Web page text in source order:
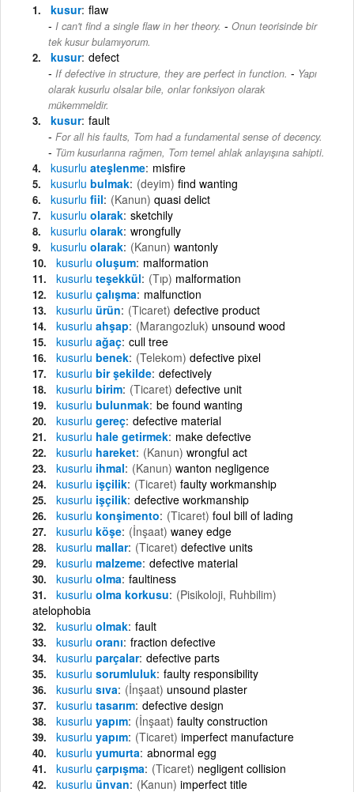
kusur flaw
I can't find a single flaw in her theory. - Onun teorisinde bir
tek kusur bulamıyorum.
kusur defect
If defective in structure, they are perfect in function. - Yapı
olarak kusurlu olsalar bile, onlar fonksiyon olarak
mükemmeldir.
kusur fault
For all his faults, Tom had a fundamental sense of decency.
- Tüm kusurlarına rağmen, Tom temel ahlak anlayışına sahipti.
kusurlu ateşlenme misfire
kusurlu bulmak (deyim) find wanting
kusurlu fiil (Kanun) quasi delict
kusurlu olarak sketchily
kusurlu olarak wrongfully
kusurlu olarak (Kanun) wantonly
kusurlu oluşum malformation
kusurlu teşekkül (Tıp) malformation
kusurlu çalışma malfunction
kusurlu ürün (Ticaret) defective product
kusurlu ahşap (Marangozluk) unsound wood
kusurlu ağaç cull tree
kusurlu benek (Telekom) defective pixel
kusurlu bir şekilde defectively
kusurlu birim (Ticaret) defective unit
kusurlu bulunmak be found wanting
kusurlu gereç defective material
kusurlu hale getirmek make defective
kusurlu hareket (Kanun) wrongful act
kusurlu ihmal (Kanun) wanton negligence
kusurlu işçilik (Ticaret) faulty workmanship
kusurlu işçilik defective workmanship
kusurlu konşimento (Ticaret) foul bill of lading
kusurlu köşe (İnşaat) waney edge
kusurlu mallar (Ticaret) defective units
kusurlu malzeme defective material
kusurlu olma faultiness
kusurlu olma korkusu (Pisikoloji, Ruhbilim)
atelophobia
kusurlu olmak fault
kusurlu oranı fraction defective
kusurlu parçalar defective parts
kusurlu sorumluluk faulty responsibility
kusurlu sıva (İnşaat) unsound plaster
kusurlu tasarım defective design
kusurlu yapım (İnşaat) faulty construction
kusurlu yapım (Ticaret) imperfect manufacture
kusurlu yumurta abnormal egg
kusurlu çarpışma (Ticaret) negligent collision
kusurlu ünvan (Kanun) imperfect title